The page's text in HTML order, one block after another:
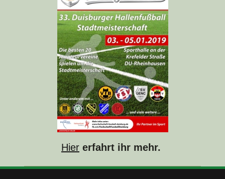
Hier erfahrt ihr mehr.